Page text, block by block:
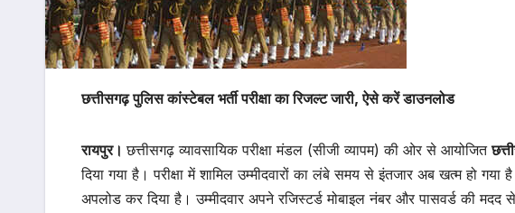
छत्तीसगढ़ पुलिस कांस्टेबल भर्ती परीक्षा का रिजल्ट जारी, ऐसे करें डाउनलोड
रायपुर।छत्तीसगढ़ व्यावसायिक परीक्षा मंडल (सीजी व्यापम) की ओर से आयोजित
दिया गया है। परीक्षा में शामिल उम्मीदवारों का लंबे समय से इंतजार अब खत्म हो
अपलोड कर दिया है। उम्मीदवार अपने रजिस्टर्ड मोबाइल नंबर और पासवर्ड की